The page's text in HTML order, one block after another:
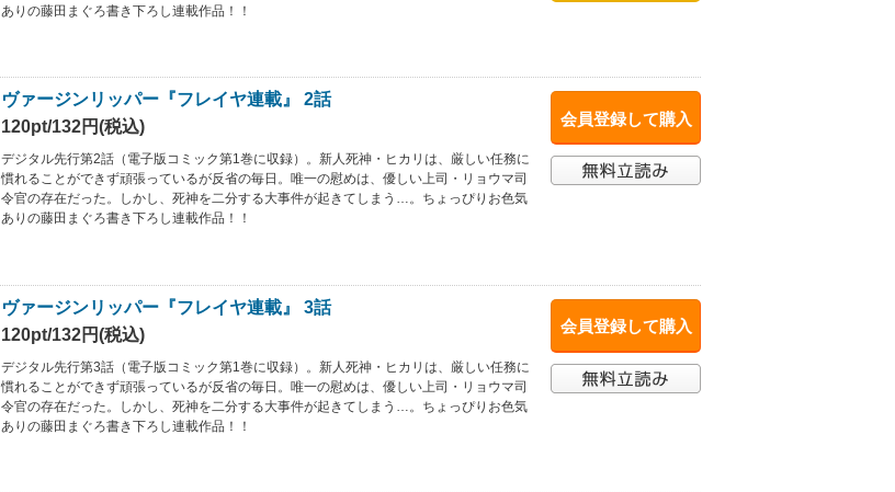
ありの藤田まぐろ書き下ろし連載作品！！
会員登録して購入
ヴァージンリッパー『フレイヤ連載』 2話
120pt/132円(税込)
デジタル先行第2話（電子版コミック第1巻に収録）。新人死神・ヒカリは、厳しい任務に
慣れることができず頑張っているが反省の毎日。唯一の慰めは、優しい上司・リョウマ司
令官の存在だった。しかし、死神を二分する大事件が起きてしまう…。ちょっぴりお色気
ありの藤田まぐろ書き下ろし連載作品！！
会員登録して購入
ヴァージンリッパー『フレイヤ連載』 3話
120pt/132円(税込)
デジタル先行第3話（電子版コミック第1巻に収録）。新人死神・ヒカリは、厳しい任務に
慣れることができず頑張っているが反省の毎日。唯一の慰めは、優しい上司・リョウマ司
令官の存在だった。しかし、死神を二分する大事件が起きてしまう…。ちょっぴりお色気
ありの藤田まぐろ書き下ろし連載作品！！